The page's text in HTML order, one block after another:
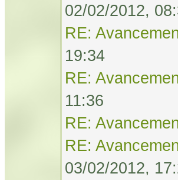
02/02/2012,
RE:
19:34
RE:
11:36
RE:
RE:
03/02/2012,